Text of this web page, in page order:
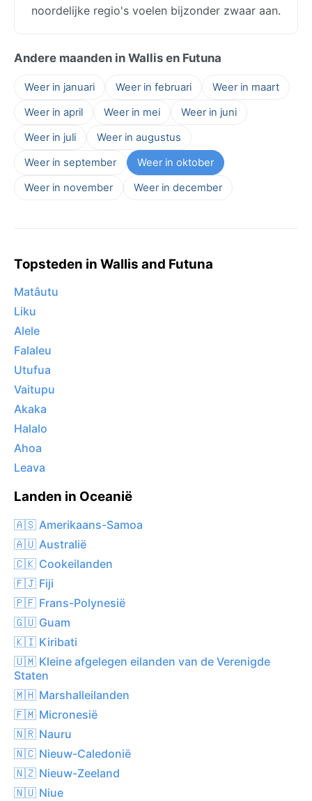
noordelijke regio's voelen bijzonder zwaar aan.
Andere maanden in Wallis en Futuna
Weer in januari Weer in februari
Weer in maart
Weer in april
Weer in mei
Weer in juni
Weer in juli
Weer in augustus
Weer in september
Weer in oktober
Weer in november
Weer in december
Topsteden in Wallis and Futuna
Matâutu
Liku
Alele
Falaleu
Utufua
Vaitupu
Akaka
Halalo
Ahoa
Leava
Landen in Oceanië
🇦🇸 Amerikaans-Samoa
🇦🇺 Australië
🇨🇰 Cookeilanden
🇫🇯 Fiji
🇵🇫 Frans-Polynesië
🇬🇺 Guam
🇰🇮 Kiribati
🇺🇲 Kleine afgelegen eilanden van de Verenigde
Staten
🇲🇭 Marshalleilanden
🇫🇲 Micronesië
🇳🇷 Nauru
🇳🇨 Nieuw-Caledonië
🇳🇿 Nieuw-Zeeland
🇳🇺 Niue